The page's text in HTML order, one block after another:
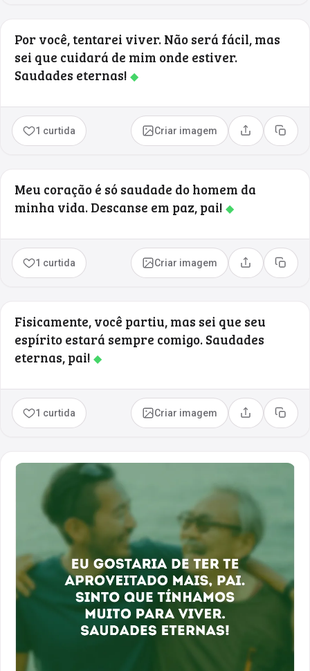
Por você, tentarei viver. Não será fácil, mas
sei que cuidará de mim onde estiver.
Saudades eternas! ◆
1 curtida Criar imagem Compartilhar
Copiar
Meu coração é só saudade do homem da
minha vida. Descanse em paz, pai! ◆
1 curtida Criar imagem Compartilhar
Copiar
Fisicamente, você partiu, mas sei que seu
espírito estará sempre comigo. Saudades
eternas, pai! ◆
1 curtida Criar imagem Compartilhar
Copiar